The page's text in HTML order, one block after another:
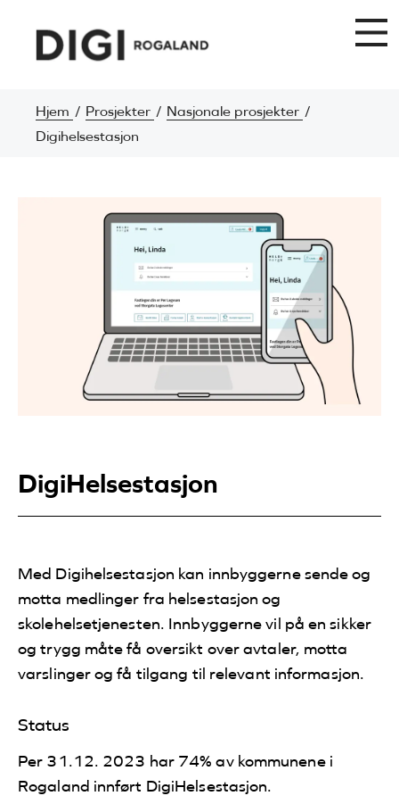
Hjem Prosjekter
Nasjonale prosjekter
Digihelsestasjon
DigiHelsestasjon
Med Digihelsestasjon kan innbyggerne sende og
motta medlinger fra helsestasjon og
skolehelsetjenesten. Innbyggerne vil på en sikker
og trygg måte få oversikt over avtaler, motta
varslinger og få tilgang til relevant informasjon.
Status
Per 31.12. 2023 har 74% av kommunene i
Rogaland innført DigiHelsestasjon.